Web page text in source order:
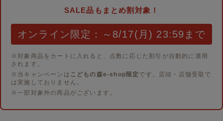
SALE品もまとめ割対象！
オンライン限定：～8/17(月) 23:59まで
※対象商品をカートに入れると、点数に応じた割引が自動的に適用
されます。
※当キャンペーンは こどもの森e-shop限定 です。店頭・店舗受取で
は実施しておりません。
※一部対象外の商品がございます。